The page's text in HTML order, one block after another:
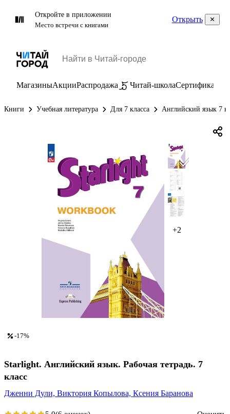
Откройте в приложении
Место встречи с книгами
Открыть
МагазиныАкцииРаспродажа Читай-школаСертификаты
Книги Учебная литература Для 7 класса Английский язык 7
+2
-17%
Starlight. Английский язык. Рабочая тетрадь. 7
класс
Дженни Дули, Виктория Копылова, Ксения Баранова